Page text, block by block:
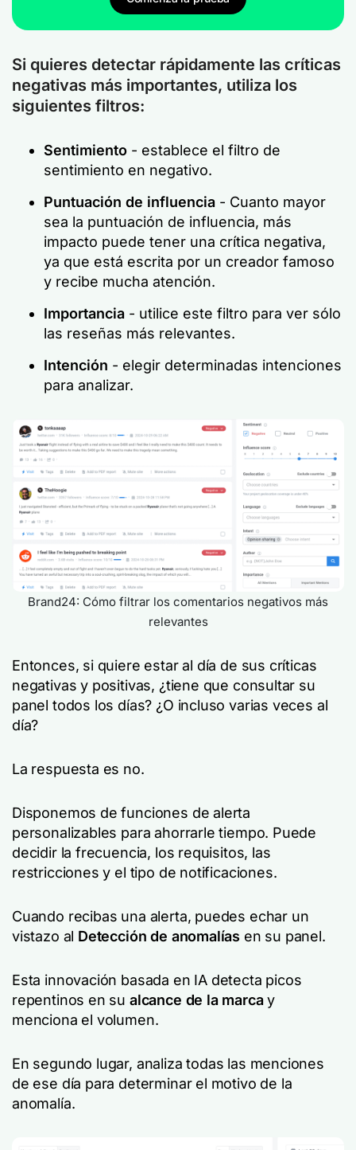
Si quieres detectar rápidamente las críticas
negativas más importantes, utiliza los
siguientes filtros:
Sentimiento - establece el filtro de
sentimiento en negativo.
Puntuación de influencia - Cuanto mayor
sea la puntuación de influencia, más
impacto puede tener una crítica negativa,
ya que está escrita por un creador famoso
y recibe mucha atención.
Importancia - utilice este filtro para ver sólo
las reseñas más relevantes.
Intención - elegir determinadas intenciones
para analizar.
Brand24: Cómo filtrar los comentarios negativos más
relevantes
Entonces, si quiere estar al día de sus críticas
negativas y positivas, ¿tiene que consultar su
panel todos los días? ¿O incluso varias veces al
día?
La respuesta es no.
Disponemos de funciones de alerta
personalizables para ahorrarle tiempo. Puede
decidir la frecuencia, los requisitos, las
restricciones y el tipo de notificaciones.
Cuando recibas una alerta, puedes echar un
vistazo al Detección de anomalías en su panel.
Esta innovación basada en IA detecta picos
repentinos en su alcance de la marcay
menciona el volumen.
En segundo lugar, analiza todas las menciones
de ese día para determinar el motivo de la
anomalía.